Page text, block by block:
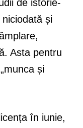
de istorie-
și
Asta pentru
și
în iunie,